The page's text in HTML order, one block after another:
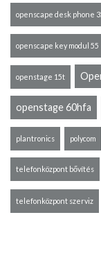
openscape desk phone
openscape key modul 55
openstage 15t
openstage 60hfa
plantronics polycom
telefonközpont bővítés
telefonközpont szerviz